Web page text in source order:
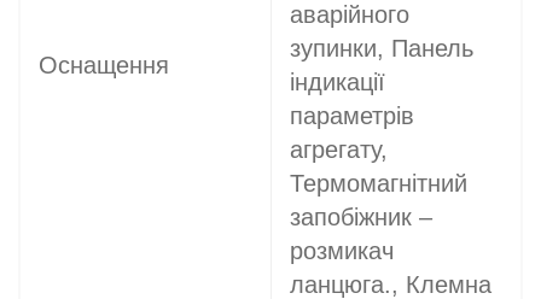
Оснащення
аварійного
зупинки, Панель
індикації
параметрів
агрегату,
Термомагнітний
запобіжник –
розмикач
ланцюга., Клемна